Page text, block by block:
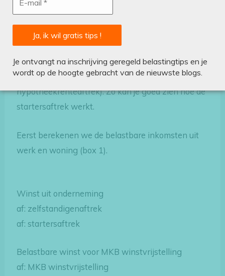
Onderstaand geeft weer hoe je als starter met een
winst van € 30.439 geen inkomstenbelasting
hoeft te betalen. Hierbij wordt er geen rekening
gehouden met andere inkomsten (zoals uit
loondienst) of aftrekposten (zoals
hypotheekrenteaftrek). Zo kan je goed zien hoe de
startersaftrek werkt.
Eerst berekenen we de belastbare inkomsten uit
werk en woning (box 1).
Winst uit onderneming
af: zelfstandigenaftrek
af: startersaftrek
Belastbare winst voor MKB winstvrijstelling
af: MKB winstvrijstelling
Je ontvangt na inschrijving geregeld belastingtips en je
wordt op de hoogte gebracht van de nieuwste blogs.